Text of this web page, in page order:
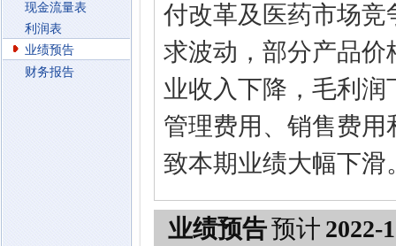
现金流量表
利润表
业绩预告
财务报告
付改革及医药市场
求波动，部分产品
业收入下降，毛利
管理费用、销售费
致本期业绩大幅下滑
业绩预告预计 2022-